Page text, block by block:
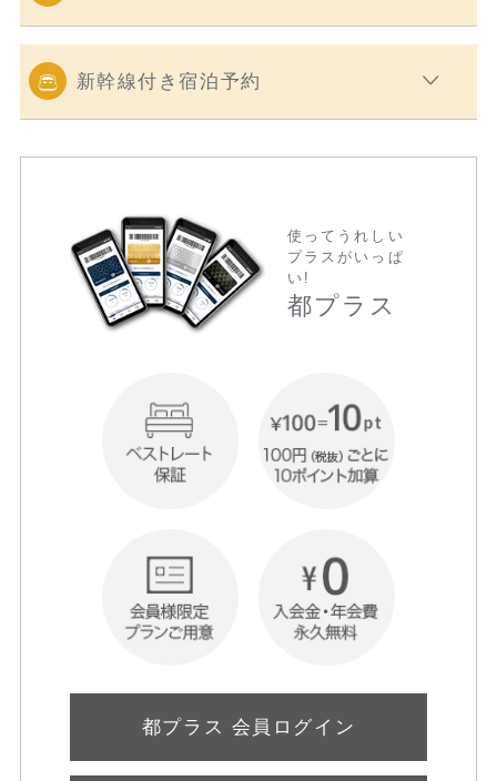
新幹線付き宿泊予約
使ってうれしい
プラスがいっぱ
い!
都プラス
都プラス 会員ログイン